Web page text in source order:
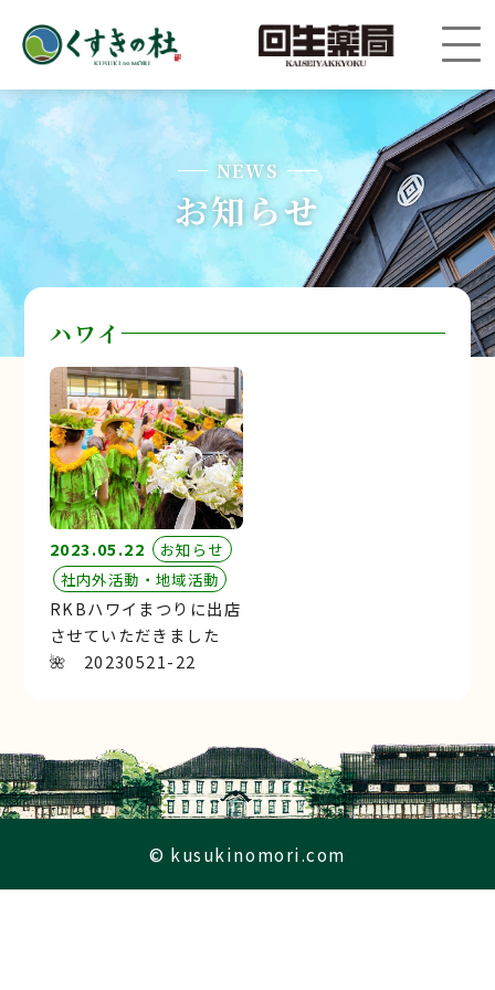
NEWS
お知らせ
ハワイ
2023.05.22
お知らせ
社内外活動・地域活動
RKBハワイまつりに出店
させていただきました
🌺 20230521-22
© kusukinomori.com